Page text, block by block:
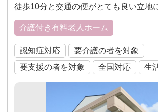
徒歩10分と交通の便がとても良い立地
介護付き有料老人ホーム
認知症対応
要介護の者を対象
要支援の者を対象
全国対応 生